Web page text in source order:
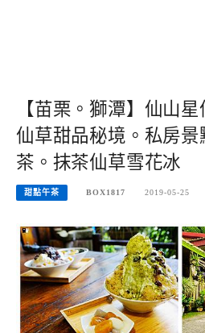
【苗栗。獅潭】仙山
仙草甜品秘境。私房景
茶。抹茶仙草雪花冰
甜點午茶 BOX1817 2019-05-25